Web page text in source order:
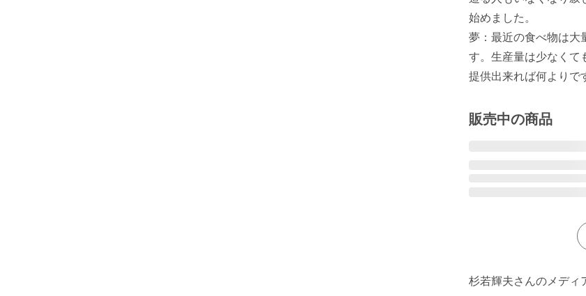
始めました。
夢：最近の食べ物は大
す。生産量は少なくて
提供出来れば何よりで
販売中の商品
杉若輝夫さんのメディ